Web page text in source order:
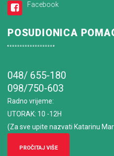
Facebook
POSUDIONICA
048/ 655-180
098/750-603
Radno vrijeme:
UTORAK: 10 -12H
(Za sve upite nazvati Katarinu
PROČITAJ VIŠE